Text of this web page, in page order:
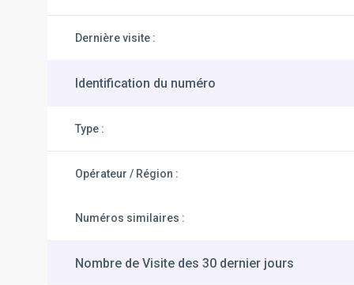
Dernière visite :
Identification du numéro
Type :
Opérateur / Région :
Numéros similaires :
Nombre de Visite des 30 dernier jours